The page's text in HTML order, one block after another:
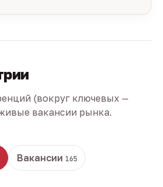
(вокруг ключевых —
вакансии рынка.
Вакансии 165